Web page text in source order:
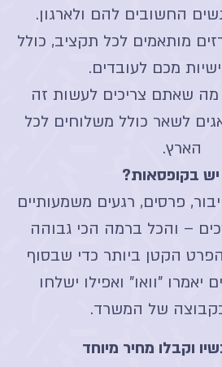
החשובים להם ולארגון.
מותאמים לכל תקציב, כולל
מכם לעובדים.
מה שאתם צריכים לעשות זה
לשאר כולל משלוחים לכל
הארץ.
בקופסאות?
פרסים, רגעים משמעותיים
– והכל ברמה הכי גבוהה
הקטן ביותר כדי שבסוף
"וואו" ואפילו ישלחו
של המשרד.
וקבלו מחיר מיוחד